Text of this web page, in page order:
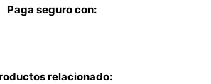
Paga seguro con:
relacionado: